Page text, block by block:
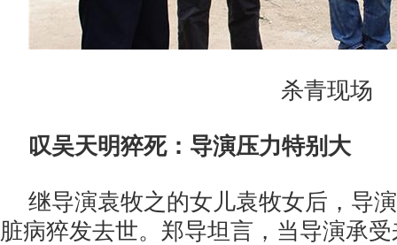
杀青现场
叹吴天明猝死：导演压力特别大
继导演袁牧之的女儿袁牧女后，导
脏病猝发去世。郑导坦言，当导演承